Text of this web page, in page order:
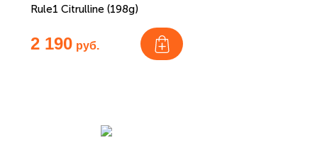
Rule1 Citrulline (198g)
2 190 руб.